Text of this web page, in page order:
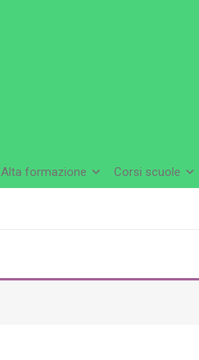
Alta formazione Corsi scuole